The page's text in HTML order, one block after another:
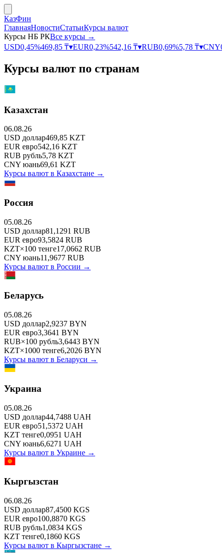
КазФин
ГлавнаяНовостиСтатьиКурсы валют
Курсы НБ РКВсе курсы →
USD0,45%469,85 ₸▾EUR0,23%542,16 ₸▾RUB0,69%5,78 ₸▾CNY
Курсы валют по странам
Казахстан
06.08.26
USD доллар469,85 KZT
EUR евро542,16 KZT
RUB рубль5,78 KZT
CNY юань69,61 KZT
Курсы валют в Казахстане →
Россия
05.08.26
USD доллар81,1291 RUB
EUR евро93,5824 RUB
KZT×100 тенге17,0662 RUB
CNY юань11,9677 RUB
Курсы валют в России →
Беларусь
05.08.26
USD доллар2,9237 BYN
EUR евро3,3641 BYN
RUB×100 рубль3,6443 BYN
KZT×1000 тенге6,2026 BYN
Курсы валют в Беларуси →
Украина
05.08.26
USD доллар44,7488 UAH
EUR евро51,5372 UAH
KZT тенге0,0951 UAH
CNY юань6,6271 UAH
Курсы валют в Украине →
Кыргызстан
06.08.26
USD доллар87,4500 KGS
EUR евро100,8870 KGS
RUB рубль1,0834 KGS
KZT тенге0,1860 KGS
Курсы валют в Кыргызстане →